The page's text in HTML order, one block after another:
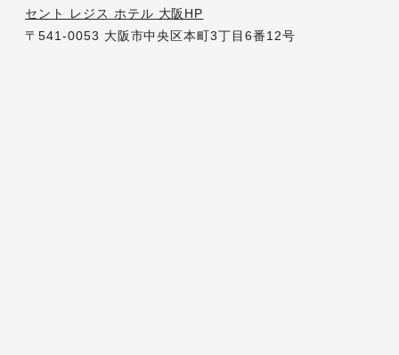
セント レジス ホテル 大阪HP
〒541-0053 大阪市中央区本町3丁目6番12号